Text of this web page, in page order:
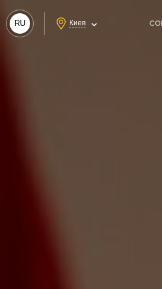
RU Киев